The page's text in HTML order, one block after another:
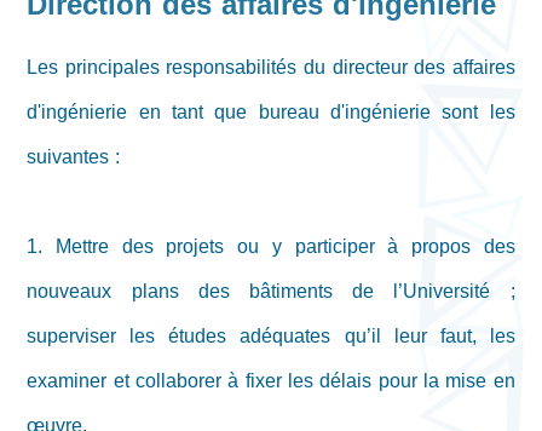
Les principales responsabilités du directeur des affaires
d'ingénierie en tant que bureau d'ingénierie sont les
suivantes :
1. Mettre des projets ou y participer à propos des
nouveaux plans des bâtiments de l’Université ;
superviser les études adéquates qu’il leur faut, les
examiner et collaborer à fixer les délais pour la mise en